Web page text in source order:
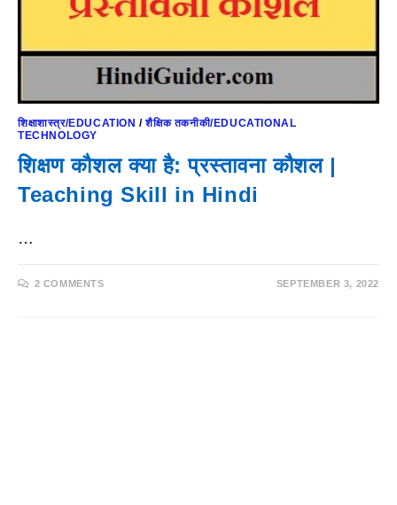
शिक्षाशास्त्र/EDUCATION /शैक्षिक तकनीकी/EDUCATIONAL
TECHNOLOGY
शिक्षण कौशल क्या है: प्रस्तावना कौशल |
Teaching Skill in Hindi
…
2 COMMENTS SEPTEMBER 3, 2022